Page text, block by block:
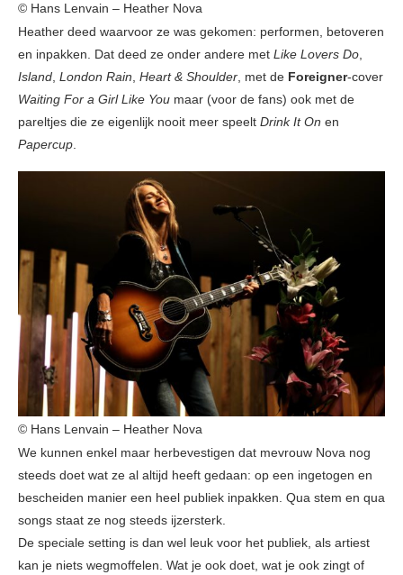
© Hans Lenvain – Heather Nova
Heather deed waarvoor ze was gekomen: performen, betoveren
en inpakken. Dat deed ze onder andere met Like Lovers Do,
Island, London Rain, Heart & Shoulder, met de Foreigner-cover
Waiting For a Girl Like You maar (voor de fans) ook met de
pareltjes die ze eigenlijk nooit meer speelt Drink It On en
Papercup.
© Hans Lenvain – Heather Nova
We kunnen enkel maar herbevestigen dat mevrouw Nova nog
steeds doet wat ze al altijd heeft gedaan: op een ingetogen en
bescheiden manier een heel publiek inpakken. Qua stem en qua
songs staat ze nog steeds ijzersterk.
De speciale setting is dan wel leuk voor het publiek, als artiest
kan je niets wegmoffelen. Wat je ook doet, wat je ook zingt of